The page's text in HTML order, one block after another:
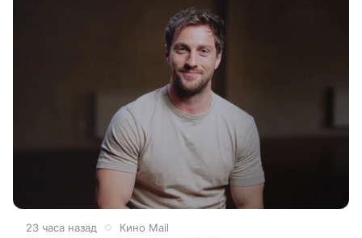
23 часа назад Кино Mail